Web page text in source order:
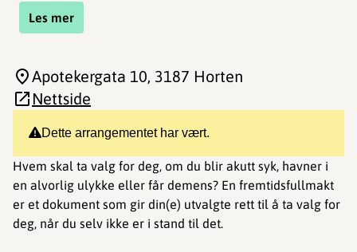
Les mer
Dette arrangementet har vært.
Hvem skal ta valg for deg, om du blir akutt syk, havner i
en alvorlig ulykke eller får demens? En fremtidsfullmakt
er et dokument som gir din(e) utvalgte rett til å ta valg for
deg, når du selv ikke er i stand til det.
Apotekergata 10, 3187 Horten
Nettside